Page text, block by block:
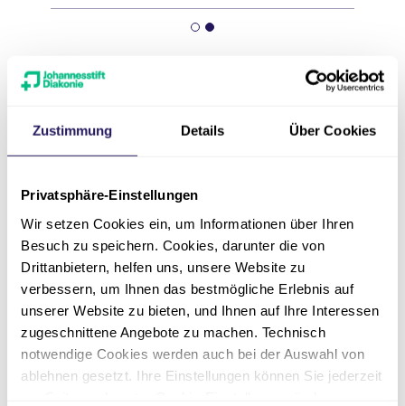
Zustimmung Details Über Cookies
Privatsphäre-Einstellungen
Wir setzen Cookies ein, um Informationen über Ihren
Besuch zu speichern. Cookies, darunter die von
Drittanbietern, helfen uns, unsere Website zu
verbessern, um Ihnen das bestmögliche Erlebnis auf
unserer Website zu bieten, und Ihnen auf Ihre Interessen
zugeschnittene Angebote zu machen. Technisch
notwendige Cookies werden auch bei der Auswahl von
ablehnen gesetzt. Ihre Einstellungen können Sie jederzeit
Über das Evangelische
Krankenhaus Paul
Gerhardt Stift
Das Evangelische Krankenhaus Paul Gerhardt
Stift in Lutherstadt Wittenberg ist eine
Einrichtung der Paul Gerhardt Diakonie
Krankenhaus und Pflege GmbH in Trägerschaft
der Johannesstift Diakonie sowie der Paul-
Gerhardt-Stiftung. Als Krankenhaus der
Basisversorgung und Akademisches
Lehrkrankenhaus der Martin-Luther-Universität
Halle-Wittenberg bieten wir neben einer